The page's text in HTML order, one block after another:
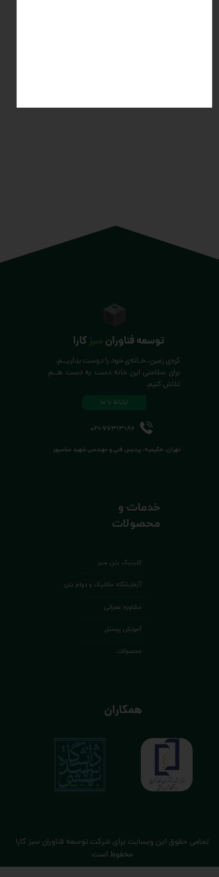
تمامی حقوق این وبسایت برای شرکت توسعه فناوران سبز کارا
محفوظ است
خدمات و
محصولات
کلینیک بتن سبز
آزمایشگاه مکانیک و دوام بتن
مشاوره عمرانی
آموزش پرسنل
محصولات
تهران، حکیمیه، پردیس فنی و مهندسی شهید عباسپور
021-77313186
کره‌ی زمین، خـانه‌ی خود را دوست بداریــم.
برای سلامتی این خانه دست به دست هــم
تلاش کنیم.
توسعه فناوران کارا
ارتباط با ما
همکاران